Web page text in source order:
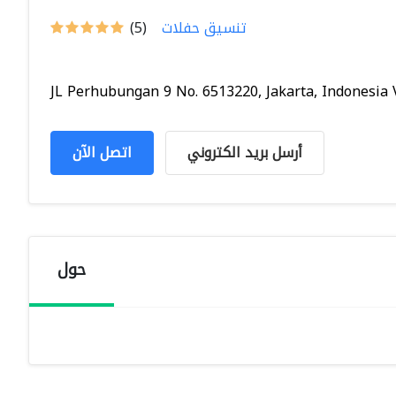
(5) تنسيق حفلات
JL Perhubungan 9 No. 6513220, Jakarta, Indonesia
اتصل الآن أرسل بريد الكتروني
حول